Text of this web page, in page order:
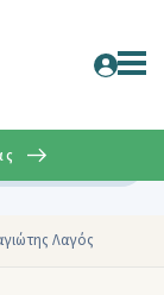
Λαγός